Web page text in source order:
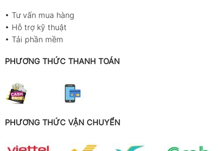
• Tư vấn mua hàng
• Hỗ trợ kỹ thuật
• Tải phần mềm
PHƯƠNG THỨC THANH TOÁN
PHƯƠNG THỨC VẬN CHUYỂN